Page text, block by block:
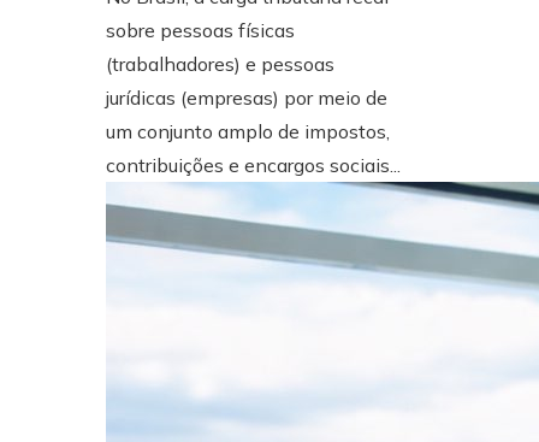
sobre pessoas físicas
(trabalhadores) e pessoas
jurídicas (empresas) por meio de
um conjunto amplo de impostos,
contribuições e encargos sociais...